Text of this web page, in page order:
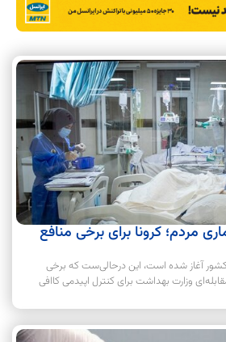
مردم؛ کرونا برای برخی منافع
آغاز شده است، این درحالی‌ست که برخی
وزارت بهداشت برای کنترل اپیدمی کاافی